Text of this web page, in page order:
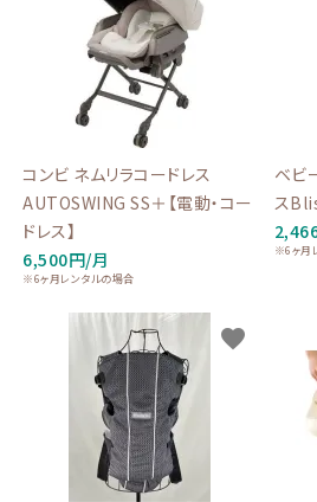
コンビ ネムリラコードレス
AUTOSWING SS＋【電動・コー
ドレス】
6,500円/月
※6ヶ月レンタルの場合
ベビ
ス
※6ヶ月
favorite